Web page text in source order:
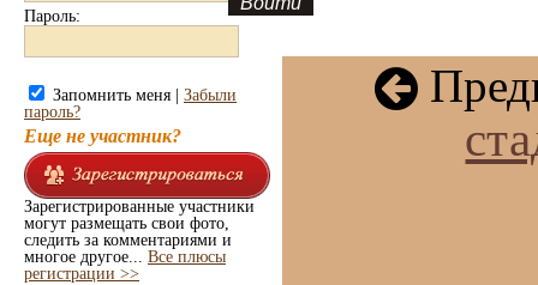
Пароль:
Запомнить меня | Забыли
пароль?
Еще не участник?
Зарегистрированные участники
могут размещать свои фото,
следить за комментариями и
многое другое... Все плюсы
регистрации >>